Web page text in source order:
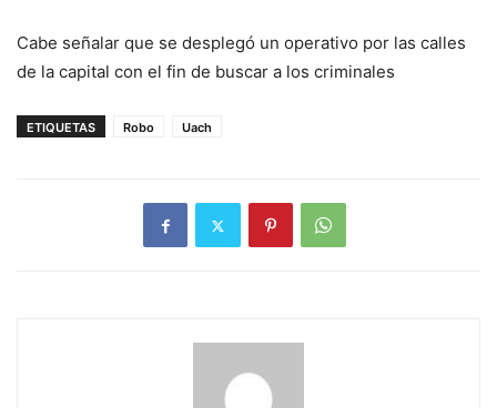
Cabe señalar que se desplegó un operativo por las calles
de la capital con el fin de buscar a los criminales
ETIQUETAS Robo Uach